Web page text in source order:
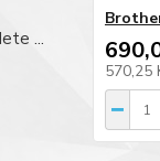
...
570,25